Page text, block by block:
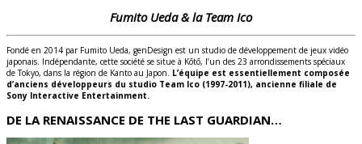
Fumito Ueda & la Team Ico
Fondé en 2014 par Fumito Ueda, genDesign est un studio de développement de jeux vidéo
japonais. Indépendante, cette société se situe à Kōtō, l’un des 23 arrondissements spéciaux
de Tokyo, dans la région de Kanto au Japon. L’équipe est essentiellement composée
d’anciens développeurs du studio Team Ico (1997-2011), ancienne filiale de
Sony Interactive Entertainment.
DE LA RENAISSANCE DE THE LAST GUARDIAN…